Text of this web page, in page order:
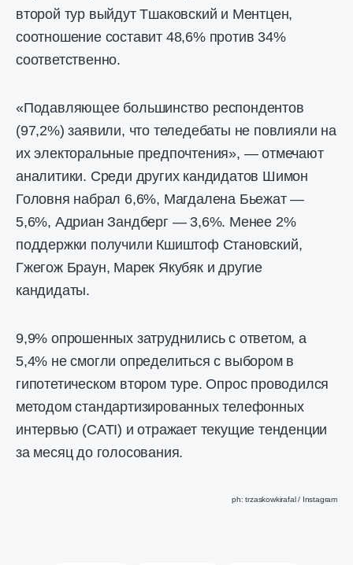
второй тур выйдут Тшаковский и Ментцен,
соотношение составит 48,6% против 34%
соответственно.
«Подавляющее большинство респондентов
(97,2%) заявили, что теледебаты не повлияли на
их электоральные предпочтения», — отмечают
аналитики. Среди других кандидатов Шимон
Головня набрал 6,6%, Магдалена Бьежат —
5,6%, Адриан Зандберг — 3,6%. Менее 2%
поддержки получили Кшиштоф Становский,
Гжегож Браун, Марек Якубяк и другие
кандидаты.
9,9% опрошенных затруднились с ответом, а
5,4% не смогли определиться с выбором в
гипотетическом втором туре. Опрос проводился
методом стандартизированных телефонных
интервью (CATI) и отражает текущие тенденции
за месяц до голосования.
ph: trzaskowkirafal / Instagram